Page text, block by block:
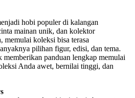
hobi populer di kalangan
mainan unik, dan kolektor
memulai koleksi bisa terasa
pilihan figur, edisi, dan tema.
panduan lengkap memulai
Anda awet, bernilai tinggi, dan